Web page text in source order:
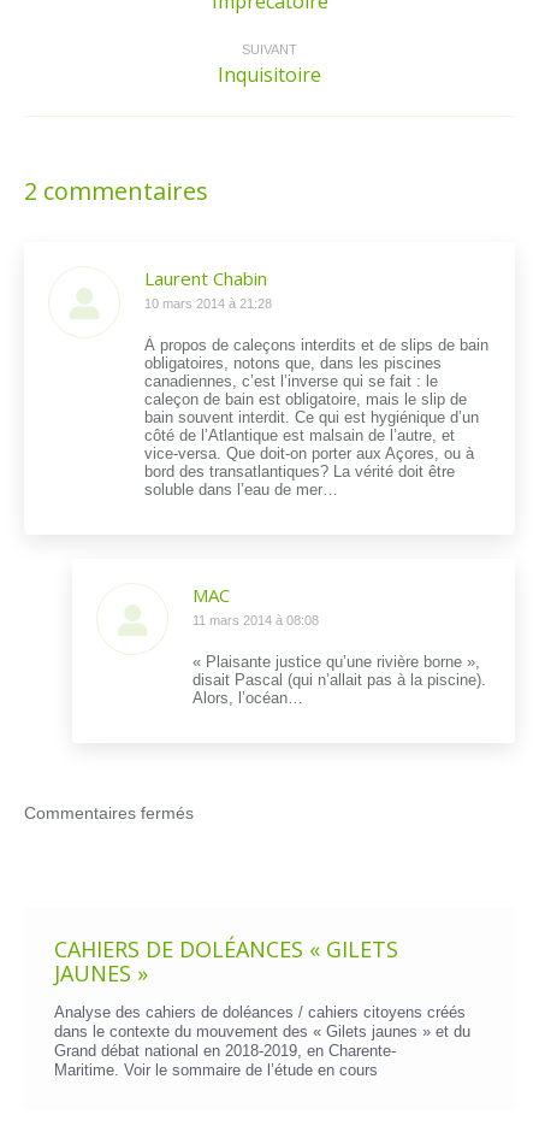
SUIVANT
Article
Inquisitoire
2 commentaires
Laurent Chabin
dit
10 mars 2014 à 21:28
À propos de caleçons interdits et de slips de bain
obligatoires, notons que, dans les piscines
canadiennes, c’est l’inverse qui se fait : le
caleçon de bain est obligatoire, mais le slip de
bain souvent interdit. Ce qui est hygiénique d’un
côté de l’Atlantique est malsain de l’autre, et
vice-versa. Que doit-on porter aux Açores, ou à
bord des transatlantiques? La vérité doit être
soluble dans l’eau de mer…
MAC
dit
11 mars 2014 à 08:08
« Plaisante justice qu’une rivière borne »,
disait Pascal (qui n’allait pas à la piscine).
Alors, l’océan…
Commentaires fermés
CAHIERS DE DOLÉANCES « GILETS
JAUNES »
Analyse des cahiers de doléances / cahiers citoyens créés
dans le contexte du mouvement des « Gilets jaunes » et du
Grand débat national en 2018-2019, en Charente-
Maritime. Voir le sommaire de l’étude en cours